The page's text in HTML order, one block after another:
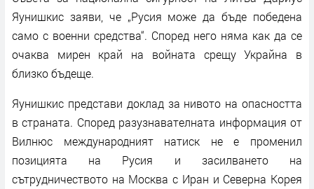
Яунишкис заяви, че „Русия може да бъде победена
само с военни средства“. Според него няма как да се
очаква мирен край на войната срещу Украйна в
близко бъдеще.
Яунишкис представи доклад за нивото на опасността
в страната. Според разузнавателната информация от
Вилнюс международният натиск не е променил
позицията на Русия и засилването на
сътрудничеството на Москва с Иран и Северна Корея